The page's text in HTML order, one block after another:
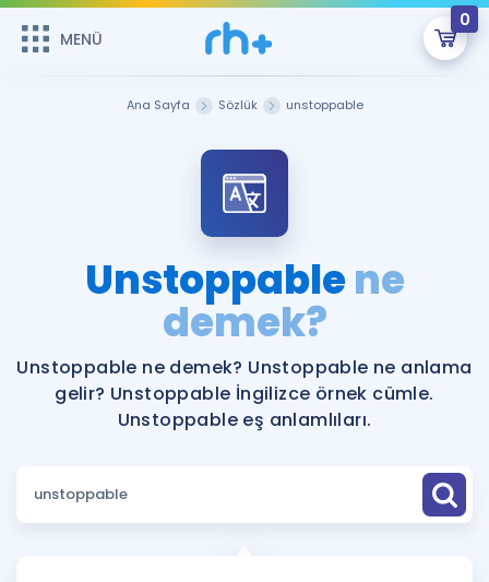
MENÜ
0
Şifremi Hatırlamıyorum
Sepetin Şu An Boş.
Remzi Hoca ile seni sınava hazırlayacak onlarca eğitim seni
bekliyor!
MENÜ
Katılımcı Görüşleri
Faydalı Araçlar
Ücretsiz Kaynaklar
Puan Hesaplama
İngilizce Gramer
Ana Sayfa Sözlük unstoppable
Unstoppablene
demek?
Unstoppable ne demek? Unstoppable ne anlama
gelir? Unstoppable İngilizce örnek cümle.
Unstoppable eş anlamlıları.